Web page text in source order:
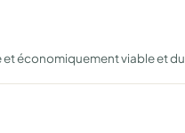
économiquement viable et